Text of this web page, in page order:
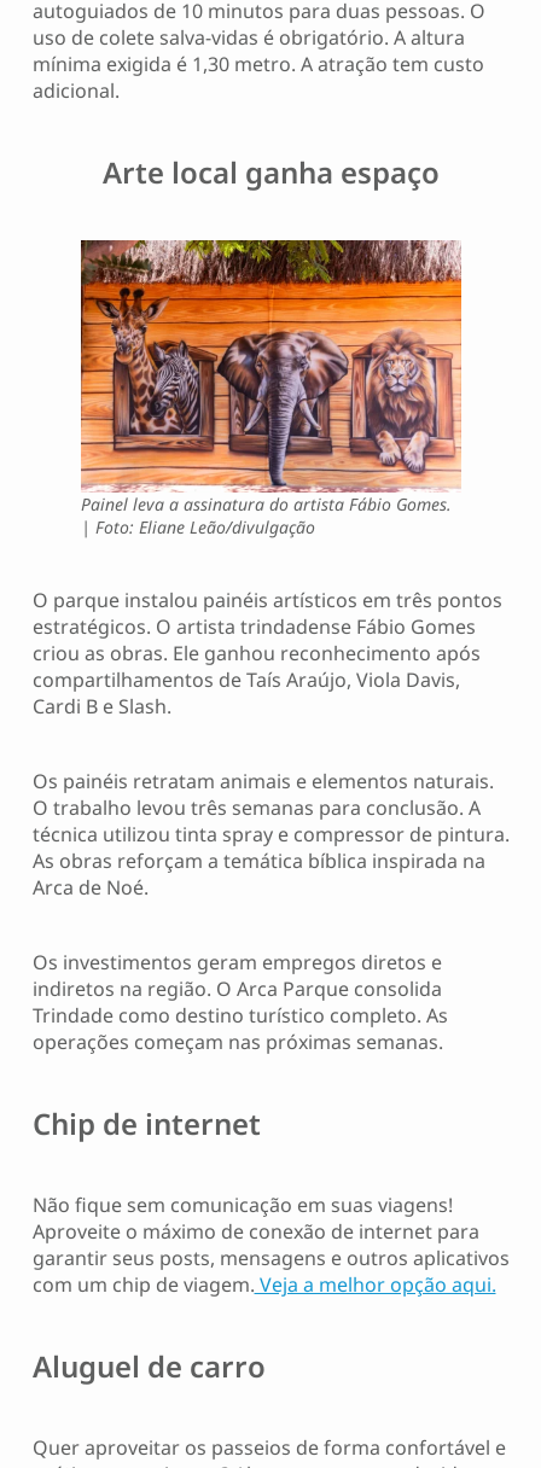
autoguiados de 10 minutos para duas pessoas. O
uso de colete salva-vidas é obrigatório. A altura
mínima exigida é 1,30 metro. A atração tem custo
adicional.
Arte local ganha espaço
Painel leva a assinatura do artista Fábio Gomes.
| Foto: Eliane Leão/divulgação
O parque instalou painéis artísticos em três pontos
estratégicos. O artista trindadense Fábio Gomes
criou as obras. Ele ganhou reconhecimento após
compartilhamentos de Taís Araújo, Viola Davis,
Cardi B e Slash.
Os painéis retratam animais e elementos naturais.
O trabalho levou três semanas para conclusão. A
técnica utilizou tinta spray e compressor de pintura.
As obras reforçam a temática bíblica inspirada na
Arca de Noé.
Os investimentos geram empregos diretos e
indiretos na região. O Arca Parque consolida
Trindade como destino turístico completo. As
operações começam nas próximas semanas.
Chip de internet
Não fique sem comunicação em suas viagens!
Aproveite o máximo de conexão de internet para
garantir seus posts, mensagens e outros aplicativos
com um chip de viagem. Veja a melhor opção aqui.
Aluguel de carro
Quer aproveitar os passeios de forma confortável e